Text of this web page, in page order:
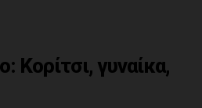
Κορίτσι, γυναίκα,